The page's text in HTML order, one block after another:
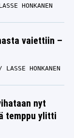
HONKANEN
vaiettiin –
LASSE HONKANEN
nyt
temppu ylitti